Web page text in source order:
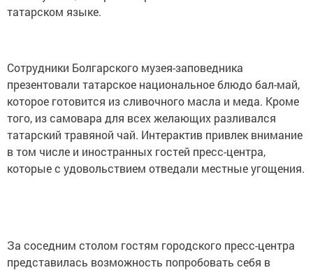
татарском языке.
Сотрудники Болгарского музея-заповедника
презентовали татарское национальное блюдо бал-май,
которое готовится из сливочного масла и меда. Кроме
того, из самовара для всех желающих разливался
татарский травяной чай. Интерактив привлек внимание
в том числе и иностранных гостей пресс-центра,
которые с удовольствием отведали местные угощения.
За соседним столом гостям городского пресс-центра
представилась возможность попробовать себя в